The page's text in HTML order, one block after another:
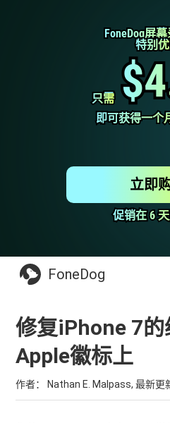
FoneDog屏
FoneDog屏
特别
特别
只需
只需
即可获得一个
即可获得一个
促销在 6
促销在 6
立即
FoneDog
修复iPhone 7
Apple徽标上
作者： Nathan E. Malpass, 最新更